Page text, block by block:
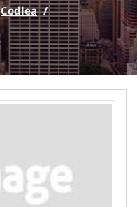
Codlea /